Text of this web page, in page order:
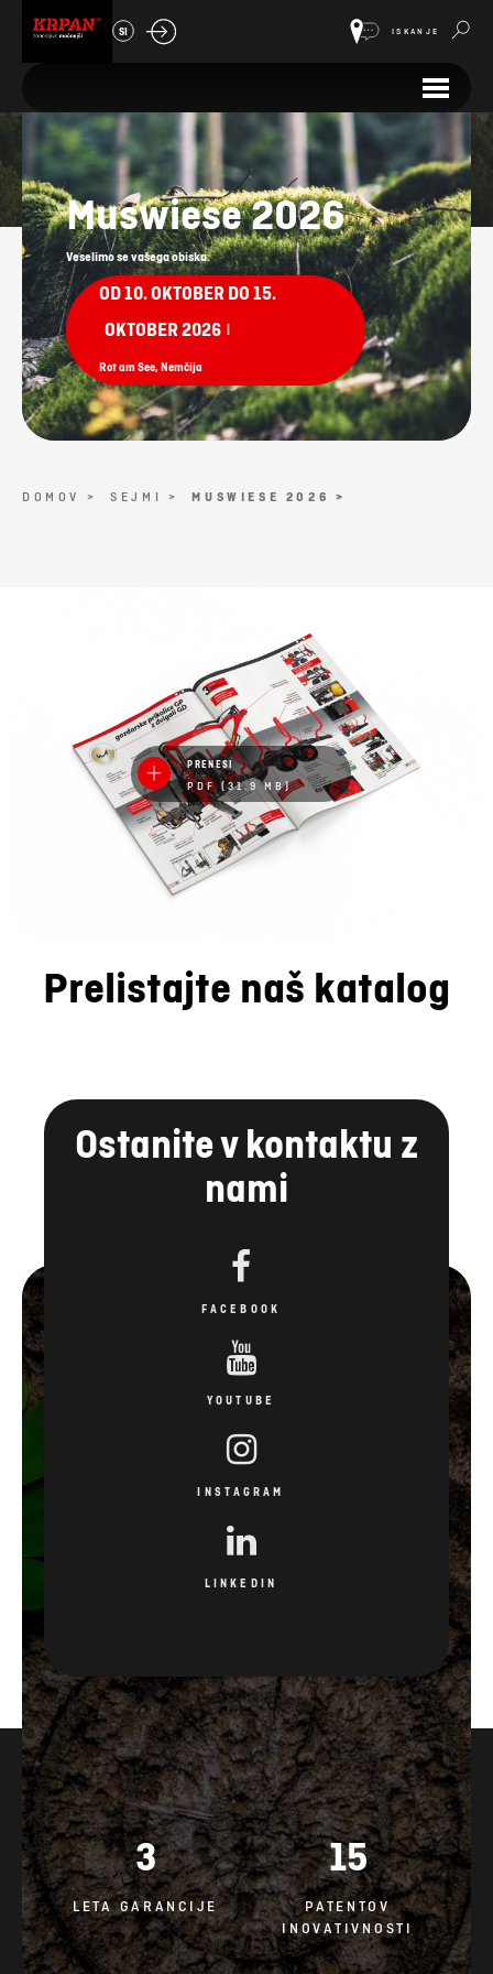
SI ISKANJE
Sejmi
Muswiese 2026
Veselimo se vašega obiska.
OD 10. OKTOBER DO 15.
OKTOBER 2026
Rot am See, Nemčija
DOMOV > SEJMI > MUSWIESE 2026 >
PRENESI
PDF (31.9 MB)
Prelistajte naš katalog
Ostanite v kontaktu z
nami
FACEBOOK
YOUTUBE
INSTAGRAM
LINKEDIN
3
LETA GARANCIJE
15
PATENTOV
INOVATIVNOSTI